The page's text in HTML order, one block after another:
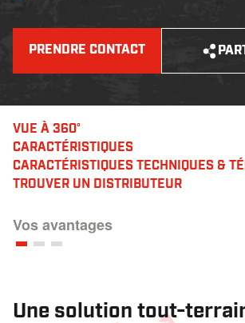
PRENDRE CONTACT
VUE À 360°
CARACTÉRISTIQUES
CARACTÉRISTIQUES TECHNIQUES &
TROUVER UN DISTRIBUTEUR
Vos avantages
Une solution tout-